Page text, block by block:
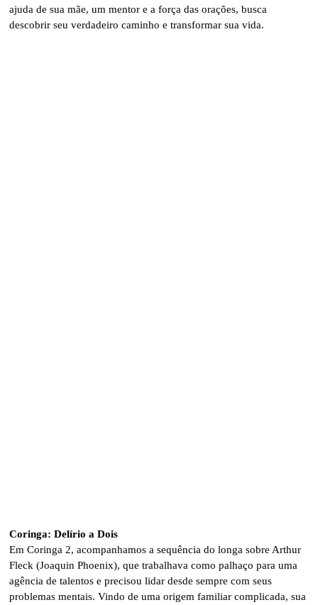
ajuda de sua mãe, um mentor e a força das orações, busca
descobrir seu verdadeiro caminho e transformar sua vida.
Coringa: Delírio a Dois
Em Coringa 2, acompanhamos a sequência do longa sobre Arthur
Fleck (Joaquin Phoenix), que trabalhava como palhaço para uma
agência de talentos e precisou lidar desde sempre com seus
problemas mentais. Vindo de uma origem familiar complicada, sua